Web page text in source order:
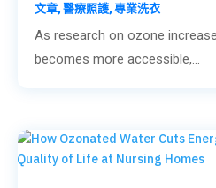
文章, 醫療照護, 專業洗衣
As research on ozone
becomes more accessible,...